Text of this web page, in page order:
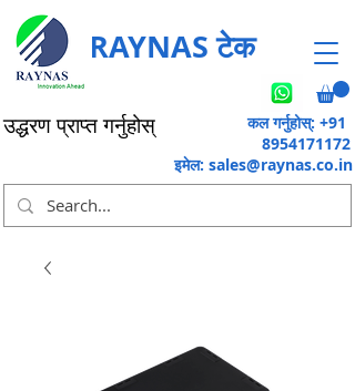
उद्धरण प्राप्त गर्नुहोस्
RAYNAS टेक
कल गर्नुहोस्: +91
8954171172
इमेल: sales@raynas.co.in